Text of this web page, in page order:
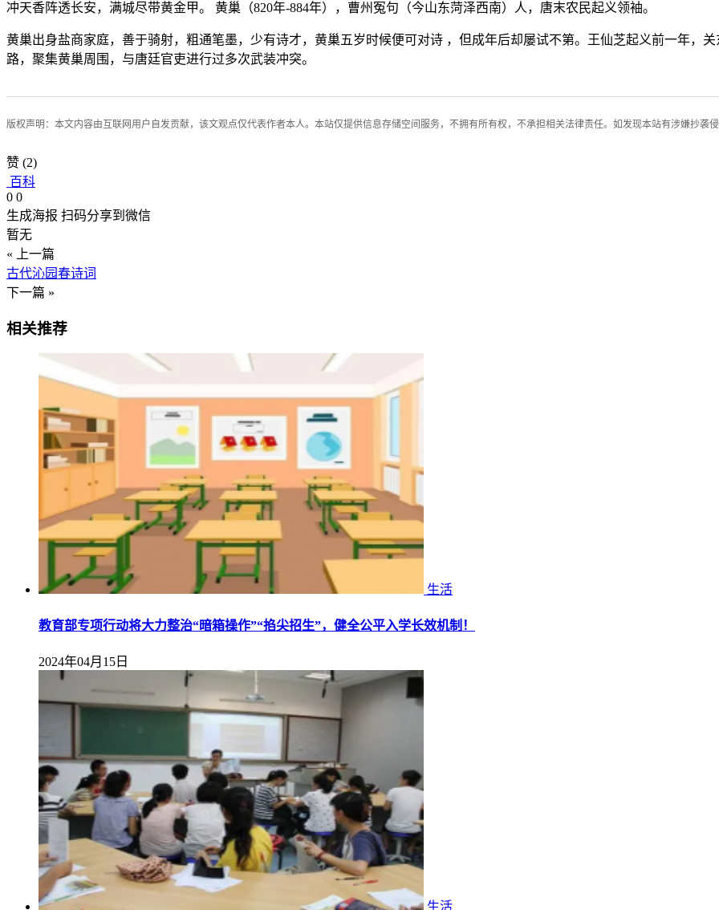
冲天香阵透长安，满城尽带黄金甲。 黄巢（820年-884年），曹州冤句（今山东菏泽西南）人，唐末农民起义领袖。
黄巢出身盐商家庭，善于骑射，粗通笔墨，少有诗才，黄巢五岁时候便可对诗 ，但成年后却屡试不第。王仙芝起义前一年，
路，聚集黄巢周围，与唐廷官吏进行过多次武装冲突。
版权声明：本文内容由互联网用户自发贡献，该文观点仅代表作者本人。本站仅提供信息存储空间服务，不拥有所有权，不承担相关法律责任。如发现本站有涉嫌抄袭
赞 (2)
百科
0 0
生成海报 扫码分享到微信
暂无
« 上一篇
古代沁园春诗词
下一篇 »
相关推荐
生活
教育部专项行动将大力整治“暗箱操作”“掐尖招生”，健全公平入学长效机制！
2024年04月15日
生活